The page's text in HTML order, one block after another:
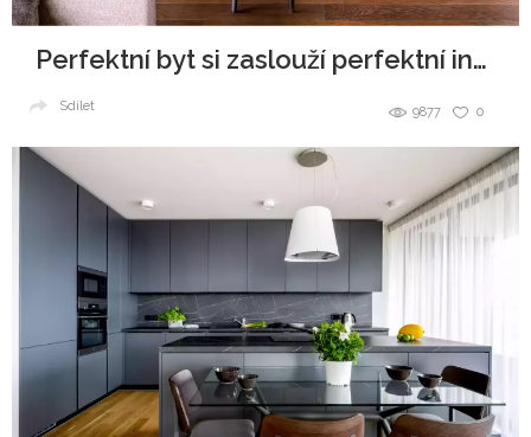
Perfektní byt si zaslouží perfektní interiér
0
9877
Sdílet